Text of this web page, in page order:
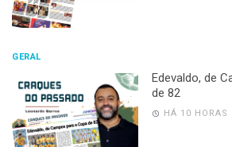
GERAL
Edevaldo, de
de 82
HÁ 10 HORAS